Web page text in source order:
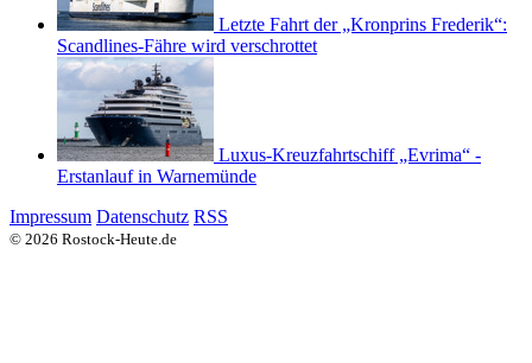
Letzte Fahrt der „Kronprins Frederik“:
Scandlines-Fähre wird verschrottet
Luxus-Kreuzfahrtschiff „Evrima“ -
Erstanlauf in Warnemünde
Impressum Datenschutz RSS
© 2026 Rostock-Heute.de